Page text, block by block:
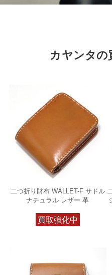
カヤンタの
二つ折り財布 WALLET-F サドル
ナチュラル レザー 革
買取強化中